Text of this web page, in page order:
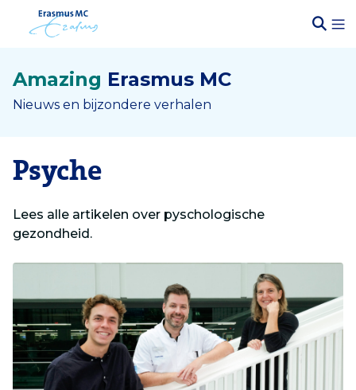
Amazing Erasmus MC
Nieuws en bijzondere verhalen
Psyche
Lees alle artikelen over pyschologische
gezondheid.